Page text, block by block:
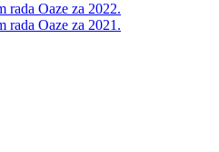
rada Oaze za 2022.
rada Oaze za 2021.